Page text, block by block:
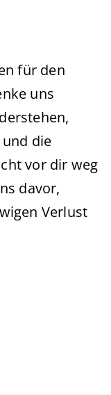
für den
uns
die
vor dir weg
davor,
Verlust